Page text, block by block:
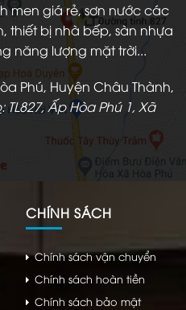
men giá rẻ, sơn nước các
thiết bị nhà bếp, sàn nhựa
năng lượng mặt trời...
Phú, Huyện Châu Thành,
: TL827, Ấp Hòa Phú 1, Xã
CHÍNH SÁCH
Chính sách vận chuyển
Chính sách hoàn tiền
Chính sách bảo mật